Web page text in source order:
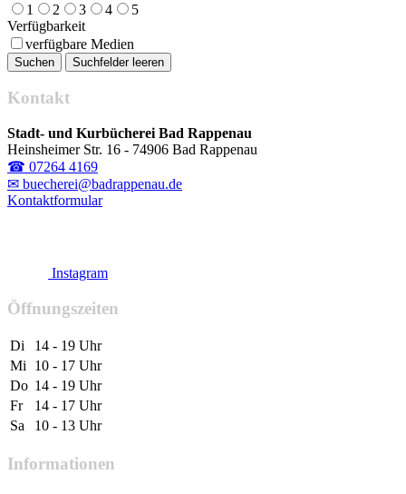
1
2 3 4
5
Verfügbarkeit
verfügbare Medien
Kontakt
Stadt- und Kurbücherei Bad Rappenau
Heinsheimer Str. 16 - 74906 Bad Rappenau
☎ 07264 4169
✉ buecherei@badrappenau.de
Kontaktformular
Instagram
Öffnungszeiten
Di
14 - 19 Uhr
Mi
10 - 17 Uhr
Do 14 - 19 Uhr
Fr
14 - 17 Uhr
Sa
10 - 13 Uhr
Informationen